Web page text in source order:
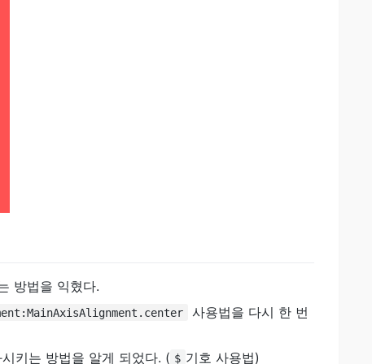
방법을 익혔다.
사용법을 다시 한 번
키는 방법을 알게 되었다. ( $ 기호 사용법)